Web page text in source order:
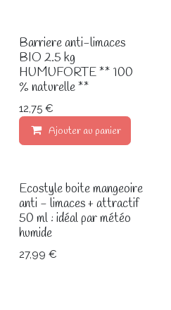
Barriere anti-limaces
BIO 2.5 kg
HUMUFORTE ** 100
% naturelle **
12,75 €
Ajouter au panier
Ecostyle boite mangeoire
anti - limaces + attractif
50 ml : idéal par météo
humide
27,99 €